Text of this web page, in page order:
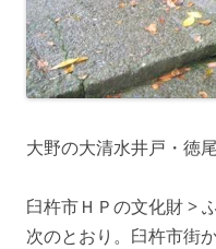
大野の大清水井戸・
臼杵市ＨＰの文化財 >
次のとおり。臼杵市街